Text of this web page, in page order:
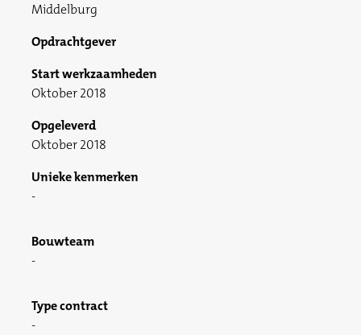
Middelburg
Opdrachtgever
Start werkzaamheden
Oktober 2018
Opgeleverd
Oktober 2018
Unieke kenmerken
Bouwteam
Type contract